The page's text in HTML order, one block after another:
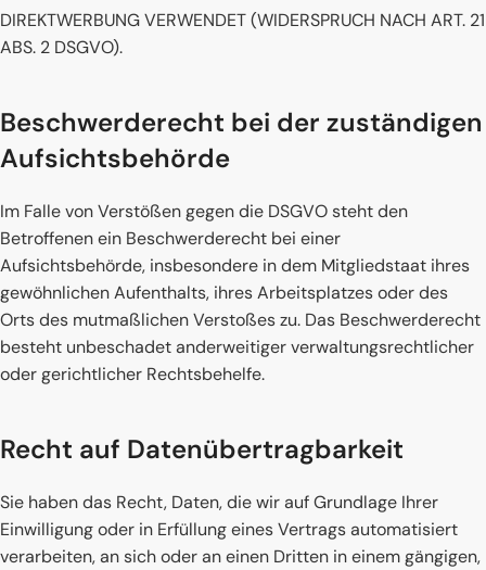
DIREKTWERBUNG VERWENDET (WIDERSPRUCH NACH ART. 21
ABS. 2 DSGVO).
Beschwerde­recht bei der zuständigen
Aufsichts­behörde
Im Falle von Verstößen gegen die DSGVO steht den
Betroffenen ein Beschwerderecht bei einer
Aufsichtsbehörde, insbesondere in dem Mitgliedstaat ihres
gewöhnlichen Aufenthalts, ihres Arbeitsplatzes oder des
Orts des mutmaßlichen Verstoßes zu. Das Beschwerderecht
besteht unbeschadet anderweitiger verwaltungsrechtlicher
oder gerichtlicher Rechtsbehelfe.
Recht auf Daten­übertrag­barkeit
Sie haben das Recht, Daten, die wir auf Grundlage Ihrer
Einwilligung oder in Erfüllung eines Vertrags automatisiert
verarbeiten, an sich oder an einen Dritten in einem gängigen,